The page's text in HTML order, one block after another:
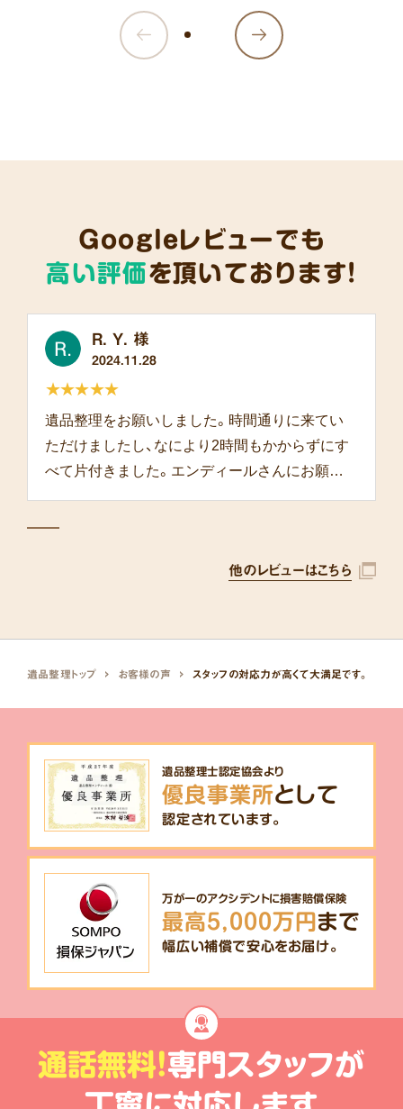
Googleレビューでも
高い評価を頂いております!
R. Y. 様
2024.11.28
遺品整理をお願いしました。時間通りに来てい
ただけましたし、なにより2時間もかからずにす
べて片付きました。エンディールさんにお願い
★★★★★
他のレビューはこちら
遺品整理トップ お客様の声 スタッフの対応力が高くて大満足です。
遺品整理士認定協会より
優良事業所として
認定されています。
万が一のアクシデントに損害賠償保険
最高5,000万円まで
幅広い補償で安心をお届け。
通話無料!専門スタッフが